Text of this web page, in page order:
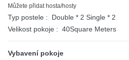
Můžete přidat hosta/hosty
Typ postele : Double * 2 Single * 2
Velikost pokoje : 40Square Meters
Vybavení pokoje